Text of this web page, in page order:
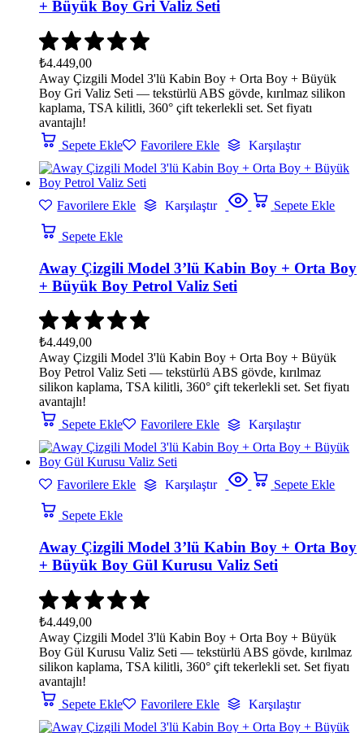
+ Büyük Boy Gri Valiz Seti
₺4.449,00
Away Çizgili Model 3'lü Kabin Boy + Orta Boy + Büyük
Boy Gri Valiz Seti — tekstürlü ABS gövde, kırılmaz silikon
kaplama, TSA kilitli, 360° çift tekerlekli set. Set fiyatı
avantajlı!
Sepete Ekle
Favorilere Ekle Karşılaştır
Favorilere Ekle Karşılaştır Sepete Ekle
Sepete Ekle
Away Çizgili Model 3’lü Kabin Boy + Orta Boy
+ Büyük Boy Petrol Valiz Seti
₺4.449,00
Away Çizgili Model 3'lü Kabin Boy + Orta Boy + Büyük
Boy Petrol Valiz Seti — tekstürlü ABS gövde, kırılmaz
silikon kaplama, TSA kilitli, 360° çift tekerlekli set. Set fiyatı
avantajlı!
Sepete Ekle
Favorilere Ekle Karşılaştır
Favorilere Ekle Karşılaştır Sepete Ekle
Sepete Ekle
Away Çizgili Model 3’lü Kabin Boy + Orta Boy
+ Büyük Boy Gül Kurusu Valiz Seti
₺4.449,00
Away Çizgili Model 3'lü Kabin Boy + Orta Boy + Büyük
Boy Gül Kurusu Valiz Seti — tekstürlü ABS gövde, kırılmaz
silikon kaplama, TSA kilitli, 360° çift tekerlekli set. Set fiyatı
avantajlı!
Sepete Ekle
Favorilere Ekle Karşılaştır